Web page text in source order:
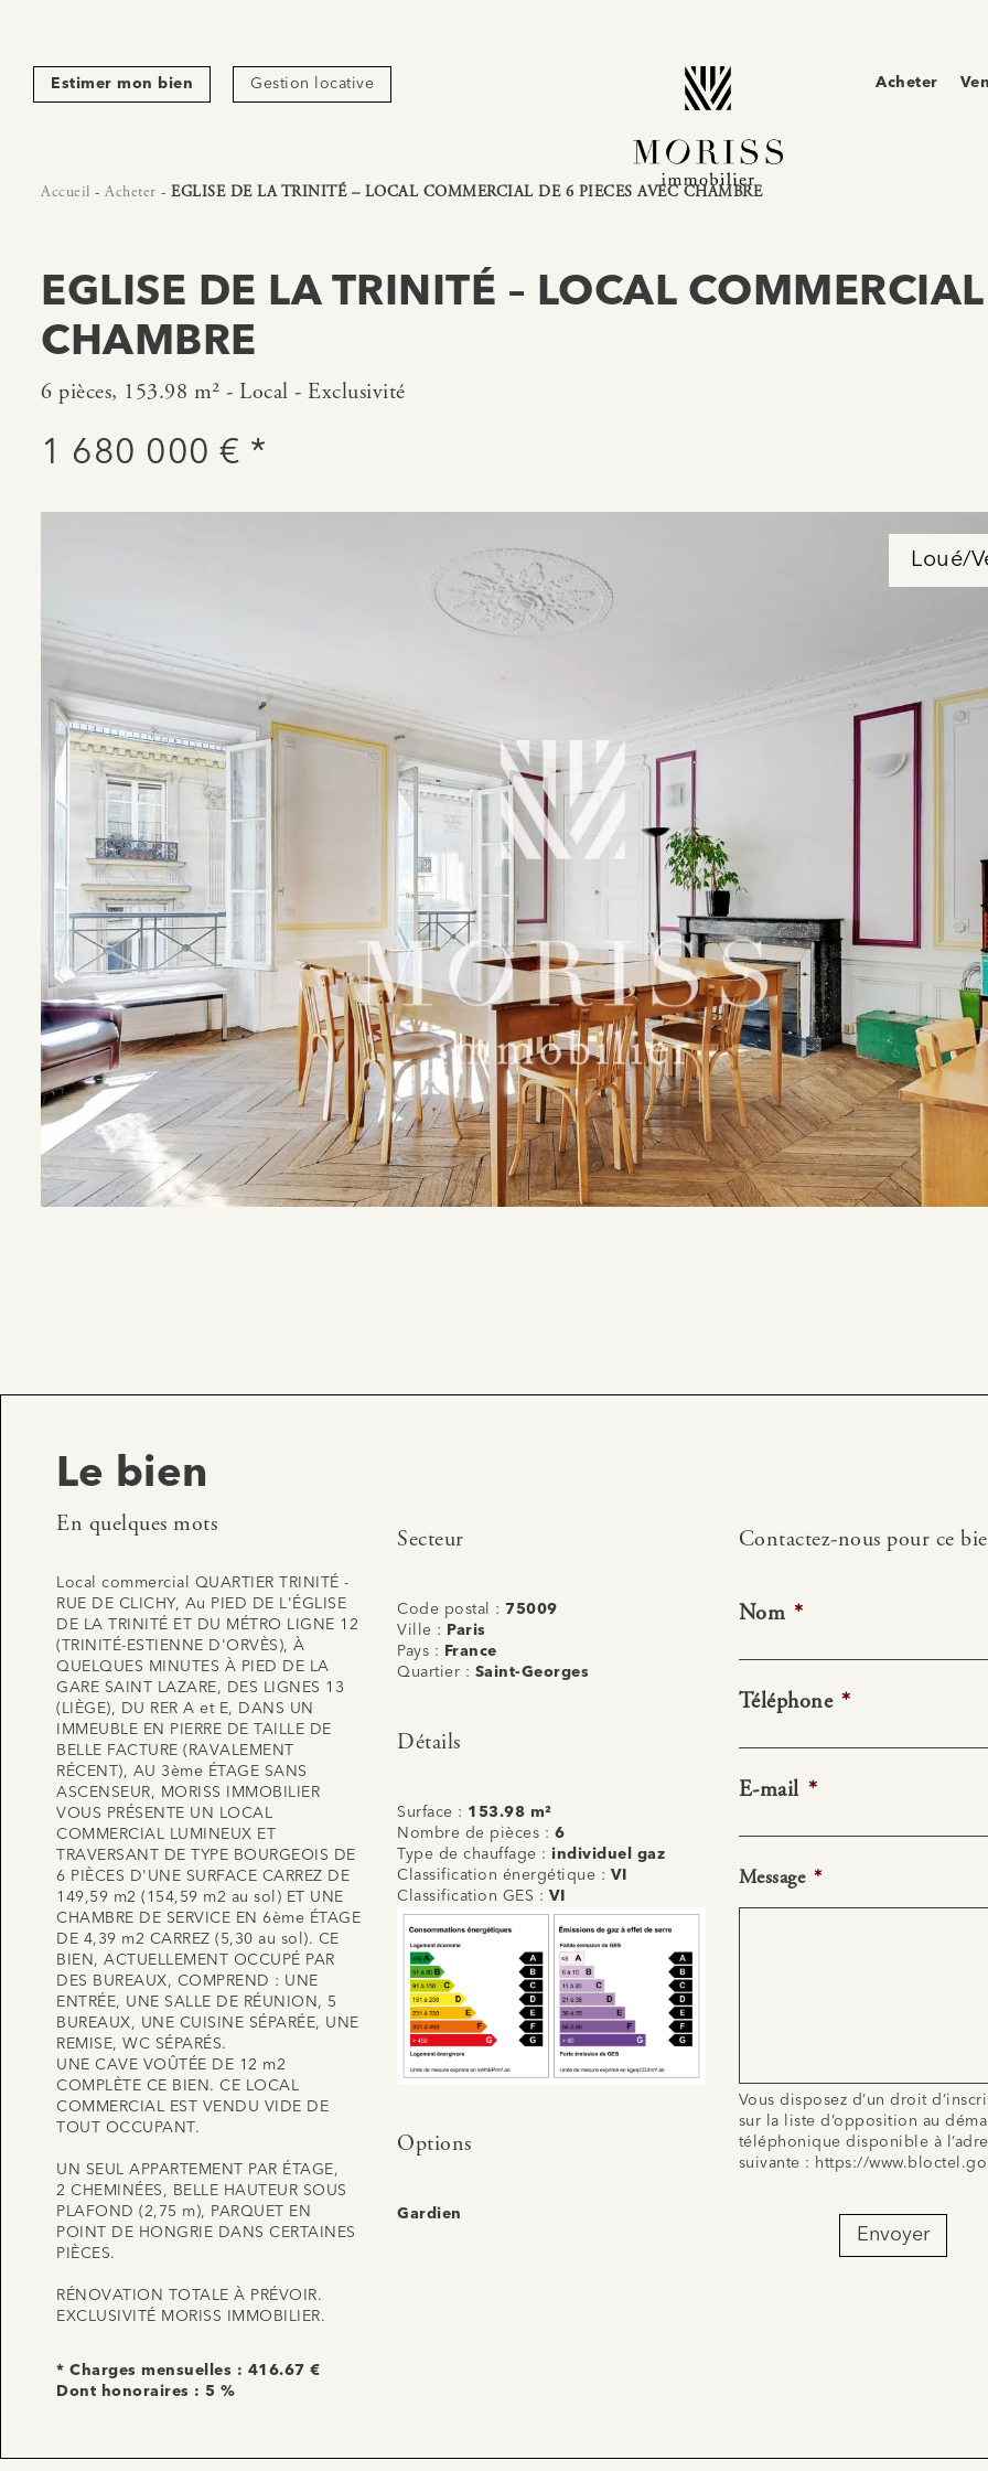
Estimer mon bien Gestion locative Acheter
Accueil - Acheter - EGLISE DE LA TRINITÉ – LOCAL COMMERCIAL DE 6 PIECES AVEC CHAMBRE
EGLISE DE LA TRINITÉ – LOCAL
CHAMBRE
6 pièces, 153.98 m² - Local - Exclusivité
1 680 000 € *
Loué/
Le bien
En quelques mots
Local commercial QUARTIER TRINITÉ -
RUE DE CLICHY, Au PIED DE L'ÉGLISE
DE LA TRINITÉ ET DU MÉTRO LIGNE 12
(TRINITÉ-ESTIENNE D'ORVÈS), À
QUELQUES MINUTES À PIED DE LA
GARE SAINT LAZARE, DES LIGNES 13
(LIÈGE), DU RER A et E, DANS UN
IMMEUBLE EN PIERRE DE TAILLE DE
BELLE FACTURE (RAVALEMENT
RÉCENT), AU 3ème ÉTAGE SANS
ASCENSEUR, MORISS IMMOBILIER
VOUS PRÉSENTE UN LOCAL
COMMERCIAL LUMINEUX ET
TRAVERSANT DE TYPE BOURGEOIS DE
6 PIÈCES D'UNE SURFACE CARREZ DE
149,59 m2 (154,59 m2 au sol) ET UNE
CHAMBRE DE SERVICE EN 6ème ÉTAGE
DE 4,39 m2 CARREZ (5,30 au sol). CE
BIEN, ACTUELLEMENT OCCUPÉ PAR
DES BUREAUX, COMPREND : UNE
ENTRÉE, UNE SALLE DE RÉUNION, 5
BUREAUX, UNE CUISINE SÉPARÉE, UNE
REMISE, WC SÉPARÉS.
UNE CAVE VOÛTÉE DE 12 m2
COMPLÈTE CE BIEN. CE LOCAL
COMMERCIAL EST VENDU VIDE DE
TOUT OCCUPANT.
UN SEUL APPARTEMENT PAR ÉTAGE,
2 CHEMINÉES, BELLE HAUTEUR SOUS
PLAFOND (2,75 m), PARQUET EN
POINT DE HONGRIE DANS CERTAINES
PIÈCES.
RÉNOVATION TOTALE À PRÉVOIR.
EXCLUSIVITÉ MORISS IMMOBILIER.
* Charges mensuelles : 416.67 €
Dont honoraires : 5 %
Secteur
Code postal : 75009
Ville :
Paris
Pays :
France
Quartier : Saint-Georges
Détails
Surface : 153.98 m²
Nombre de pièces : 6
Type de chauffage : individuel gaz
Classification énergétique : VI
Classification GES : VI
Options
Gardien
Contactez-nous pour ce
Nom *
Téléphone *
E-mail *
Message *
Vous disposez d’un droit
sur la liste d’opposition au
téléphonique disponible à
suivante : https://
Envoyer